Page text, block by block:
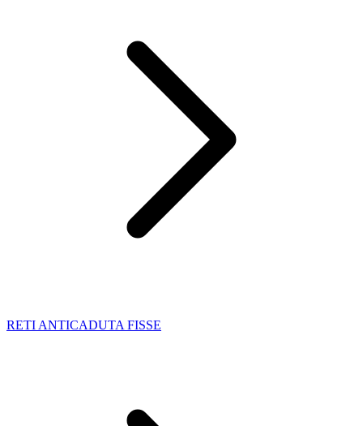
RETI ANTICADUTA FISSE